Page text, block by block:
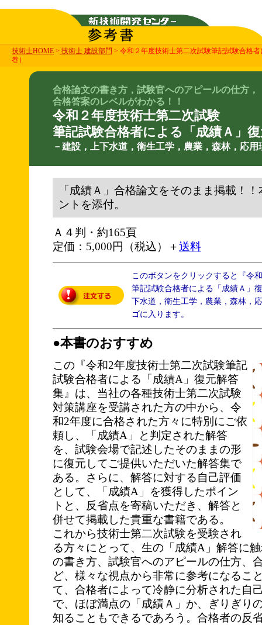
技術士HOME > 技術士 建設部門 > 令和２年度技術士第二次試験筆記試験合格
巻）
合格論文の書き方，試験官へのアピールの仕方，
合格答案のレベルがわかる！！
令和２年度技術士第二次試験
筆記試験合格者による「成績Ａ」
－建設，上下水道，衛生工学，農業，森林，応用
「成績Ａ」合格論文をそのまま掲載！
ントを添付。
Ａ４判・約165頁
定価：5,000円（税込）＋送料
このボタンをクリックすると『令
筆記試験合格者による「成績Ａ」
下水道，衛生工学，農業，森林，
ゴに入ります。
●本書のおすすめ
この『令和2年度技術士第二次試験筆記
試験合格者による「成績A」復元解答
集』は、当社の各種技術士第二次試験
対策講座を受講された方の中から、令
和2年度に合格された方々に特別にご依
頼し、「成績A」と判定された解答
を、試験会場で記述したそのままの形
に復元してご提供いただいた解答集で
ある。さらに、解答に対する自己評価
として、「成績A」を獲得したポイン
トと、反省点を寄稿いただき、解答と
併せて掲載した貴重な書籍である。
これから技術士第二次試験を受験され
る方々にとって、生の「成績A」解答に
の書き方、試験官へのアピールの仕方、
ど、様々な視点から非常に参考になるこ
て、合格者によって冷静に分析された自
で、ほぼ満点の「成績Ａ」か、ぎりぎり
知ることもできるであろう。合格者の反